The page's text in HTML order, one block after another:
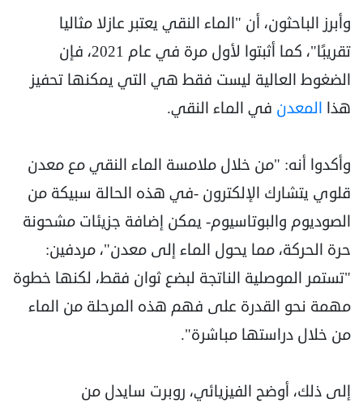
وأبرز الباحثون، أن "الماء النقي يعتبر عازلا مثاليا
تقريبًا"، كما أثبتوا لأول مرة في عام 2021، فإن
الضغوط العالية ليست فقط هي التي يمكنها تحفيز
هذا المعدن في الماء النقي.
وأكدوا أنه: "من خلال ملامسة الماء النقي مع معدن
قلوي يتشارك الإلكترون -في هذه الحالة سبيكة من
الصوديوم والبوتاسيوم- يمكن إضافة جزيئات مشحونة
حرة الحركة، مما يحول الماء إلى معدن"، مردفين:
"تستمر الموصلية الناتجة لبضع ثوان فقط، لكنها خطوة
مهمة نحو القدرة على فهم هذه المرحلة من الماء
من خلال دراستها مباشرة".
إلى ذلك، أوضح الفيزيائي، روبرت سايدل من